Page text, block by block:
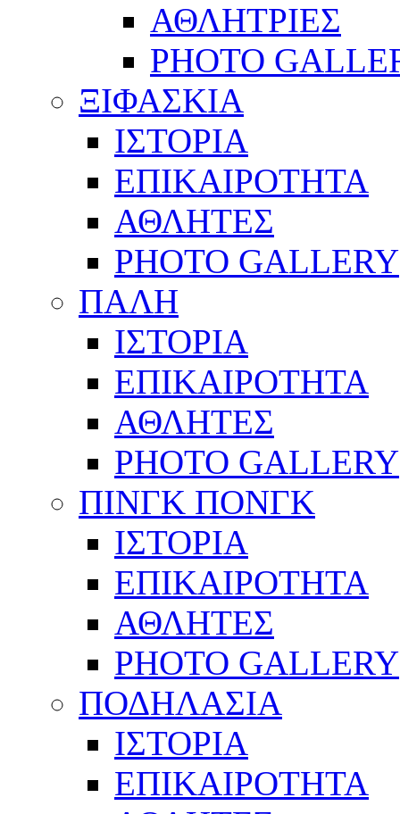
ΑΘΛΗΤΡΙΕΣ
PHOTO
ΞΙΦΑΣΚΙΑ
ΙΣΤΟΡΙΑ
ΕΠΙΚΑΙΡΟΤΗΤΑ
ΑΘΛΗΤΕΣ
PHOTO GALLERY
ΠΑΛΗ
ΙΣΤΟΡΙΑ
ΕΠΙΚΑΙΡΟΤΗΤΑ
ΑΘΛΗΤΕΣ
PHOTO GALLERY
ΠΙΝΓΚ ΠΟΝΓΚ
ΙΣΤΟΡΙΑ
ΕΠΙΚΑΙΡΟΤΗΤΑ
ΑΘΛΗΤΕΣ
PHOTO GALLERY
ΠΟΔΗΛΑΣΙΑ
ΙΣΤΟΡΙΑ
ΕΠΙΚΑΙΡΟΤΗΤΑ